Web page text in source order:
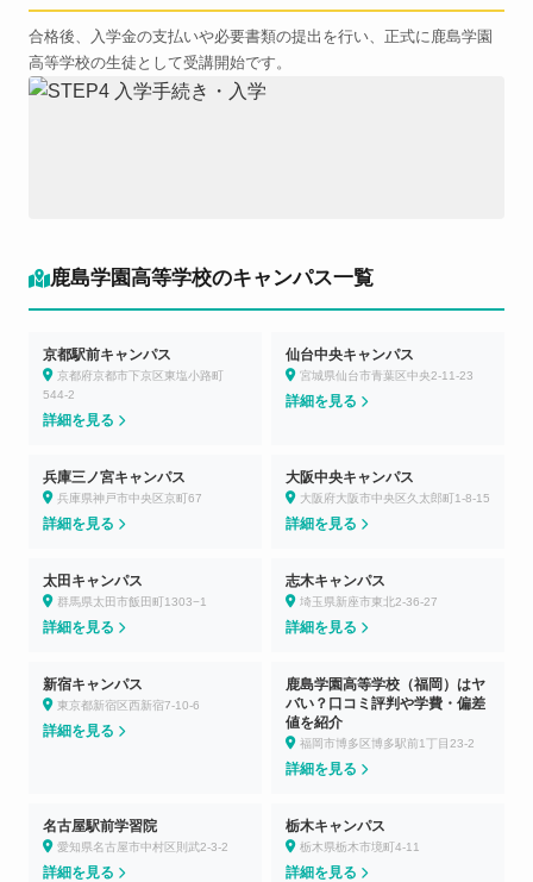
合格後、入学金の支払いや必要書類の提出を行い、正式に鹿島学園
高等学校の生徒として受講開始です。
鹿島学園高等学校のキャンパス一覧
京都駅前キャンパス
京都府京都市下京区東塩小路町
544-2
詳細を見る
仙台中央キャンパス
宮城県仙台市青葉区中央2-11-23
詳細を見る
兵庫三ノ宮キャンパス
兵庫県神戸市中央区京町67
詳細を見る
大阪中央キャンパス
大阪府大阪市中央区久太郎町1-8-15
詳細を見る
太田キャンパス
群馬県太田市飯田町1303−1
詳細を見る
志木キャンパス
埼玉県新座市東北2-36-27
詳細を見る
新宿キャンパス
東京都新宿区西新宿7-10-6
詳細を見る
鹿島学園高等学校（福岡）はヤ
バい？口コミ評判や学費・偏差
値を紹介
福岡市博多区博多駅前1丁目23-2
詳細を見る
名古屋駅前学習院
愛知県名古屋市中村区則武2-3-2
詳細を見る
栃木キャンパス
栃木県栃木市境町4-11
詳細を見る